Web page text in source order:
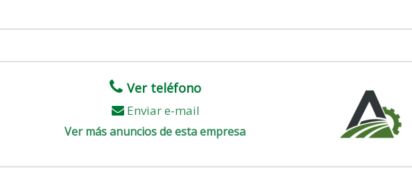
Ver teléfono
Enviar e-mail
Ver más anuncios de esta empresa